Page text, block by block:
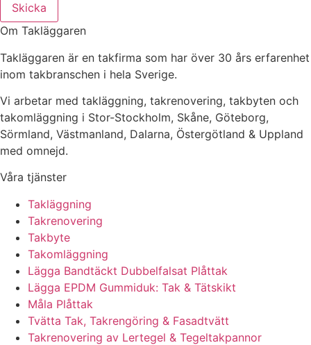
Skicka
Om Takläggaren
Takläggaren är en takfirma som har över 30 års erfarenhet
inom takbranschen i hela Sverige.
Vi arbetar med takläggning, takrenovering, takbyten och
takomläggning i Stor-Stockholm, Skåne, Göteborg,
Sörmland, Västmanland, Dalarna, Östergötland & Uppland
med omnejd.
Våra tjänster
Takläggning
Takrenovering
Takbyte
Takomläggning
Lägga Bandtäckt Dubbelfalsat Plåttak
Lägga EPDM Gummiduk: Tak & Tätskikt
Måla Plåttak
Tvätta Tak, Takrengöring & Fasadtvätt
Takrenovering av Lertegel & Tegeltakpannor